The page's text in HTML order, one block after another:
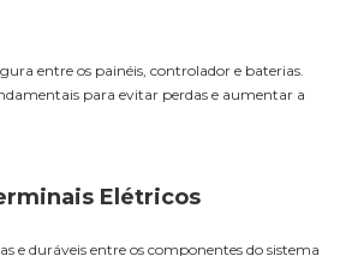
entre os painéis, controlador e baterias.
para evitar perdas e aumentar a
Elétricos
e duráveis entre os componentes do sistema